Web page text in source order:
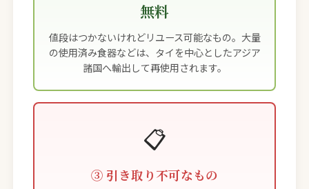
無料
値段はつかないけれどリユース可能なもの。大量
の使用済み食器などは、タイを中心としたアジア
諸国へ輸出して再使用されます。
📋
③ 引き取り不可なもの